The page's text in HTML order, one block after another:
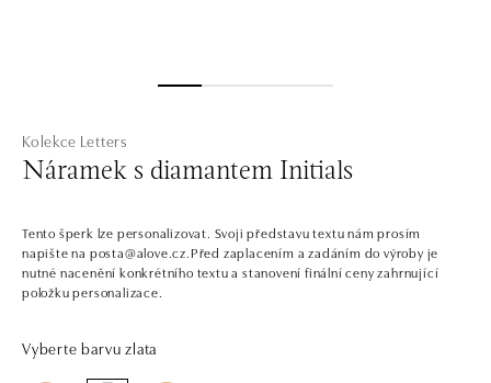
Kolekce Letters
Náramek s diamantem Initials
Tento šperk lze personalizovat. Svoji představu textu nám prosím
napište na posta@alove.cz.Před zaplacením a zadáním do výroby je
nutné nacenění konkrétního textu a stanovení finální ceny zahrnující
položku personalizace.
Vyberte barvu zlata